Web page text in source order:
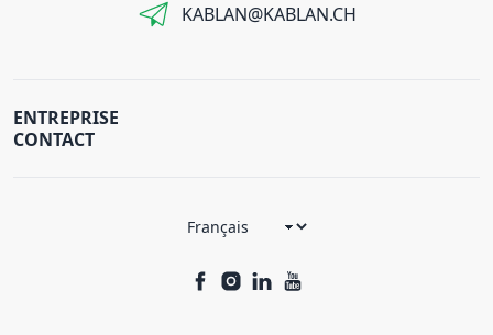
KABLAN@KABLAN.CH
ENTREPRISE
CONTACT